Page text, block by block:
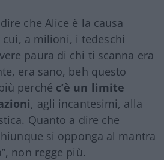
che Alice è la causa
cui, a milioni, i tedeschi
paura di chi ti scanna era
era sano, beh questo
perché c’è un limite
, agli incantesimi, alla
Quanto a dire che
si opponga al mantra
non regge più.